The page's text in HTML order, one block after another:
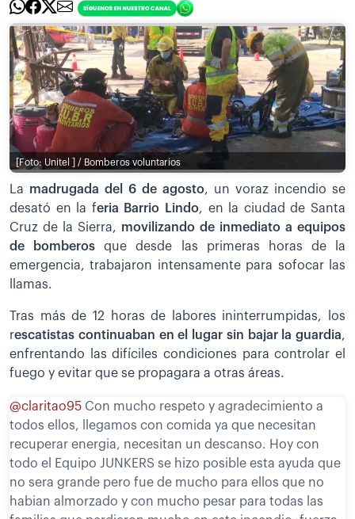
[Foto: Unitel ] / Bomberos voluntarios
La madrugada del 6 de agosto, un voraz incendio se
desató en la feria Barrio Lindo, en la ciudad de Santa
Cruz de la Sierra, movilizando de inmediato a equipos
de bomberosque desde las primeras horas de la
emergencia, trabajaron intensamente para sofocar las
llamas.
Tras más de 12 horas de labores ininterrumpidas, los
rescatistas continuaban en el lugar sin bajar la guardia,
enfrentando las difíciles condiciones para controlar el
fuego y evitar que se propagara a otras áreas.
@claritao95 Con mucho respeto y agradecimiento a
todos ellos, llegamos con comida ya que necesitan
recuperar energia, necesitan un descanso. Hoy con
todo el Equipo JUNKERS se hizo posible esta ayuda que
no sera grande pero fue de mucho para ellos que no
habian almorzado y con mucho pesar para todas las